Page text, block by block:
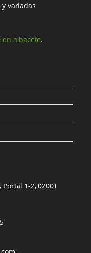
variadas
en albacete.
Portal 1-2, 02001